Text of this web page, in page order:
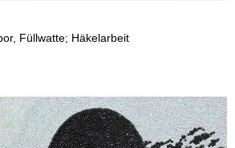
Füllwatte; Häkelarbeit